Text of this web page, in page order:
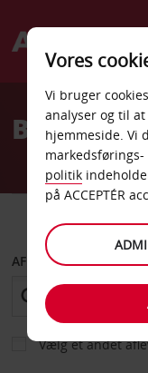
Welcome
AvisBilleje
AFHENT FRA
Vælg et andet
Vores
Vi bruger
analyser og til
hjemmeside. Vi
markedsførings-
politik
på ACCEPTÉR